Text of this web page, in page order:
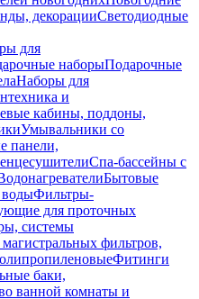
декорацииСветодиодные
для
наборыПодарочные
Наборы для
и
кабины, поддоны,
Умывальники со
панели,
Спа-бассейны с
Бытовые
Фильтры-
для проточных
системы
фильтров,
Фитинги
баки,
ванной комнаты и